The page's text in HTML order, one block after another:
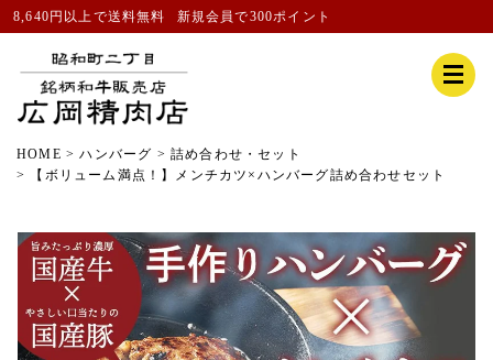
8,640円以上で送料無料 新規会員で300ポイント
HOME ハンバーグ
詰め合わせ・セット
【ボリューム満点！】メンチカツ×ハンバーグ詰め合わせセット